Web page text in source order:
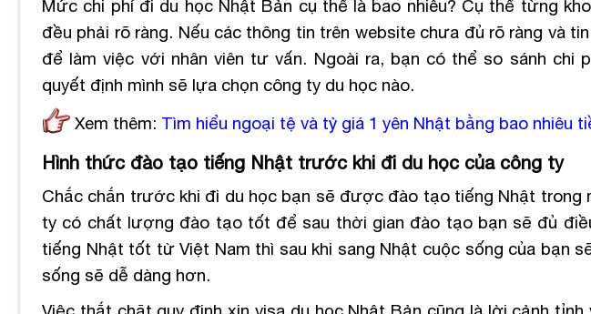
Mức chi phí đi du học Nhật Bản cụ thể là bao nhiêu? Cụ thể từng
đều phải rõ ràng. Nếu các thông tin trên website chưa đủ rõ ràng và
để làm việc với nhân viên tư vấn. Ngoài ra, bạn có thể so sánh chi
quyết định mình sẽ lựa chọn công ty du học nào.
Xem thêm: Tìm hiểu ngoại tệ và tỷ giá 1 yên Nhật bằng bao nhiêu
Hình thức đào tạo tiếng Nhật trước khi đi du học của công ty
Chắc chắn trước khi đi du học bạn sẽ được đào tạo tiếng Nhật trong
ty có chất lượng đào tạo tốt để sau thời gian đào tạo bạn sẽ đủ
tiếng Nhật tốt từ Việt Nam thì sau khi sang Nhật cuộc sống của bạn
sống sẽ dễ dàng hơn.